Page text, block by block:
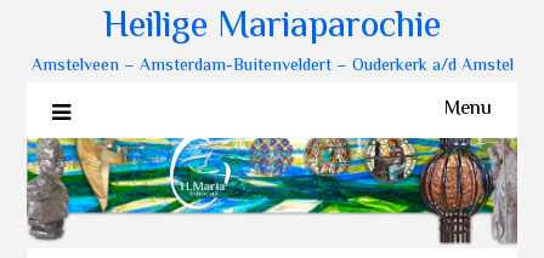
Heilige Mariaparochie
Amstelveen – Amsterdam-Buitenveldert – Ouderkerk a/d Amstel
Menu